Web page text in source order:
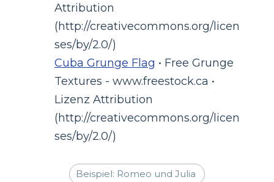
Attribution
(http://creativecommons.org/licen
ses/by/2.0/)
Cuba Grunge Flag • Free Grunge
Textures - www.freestock.ca •
Lizenz Attribution
(http://creativecommons.org/licen
ses/by/2.0/)